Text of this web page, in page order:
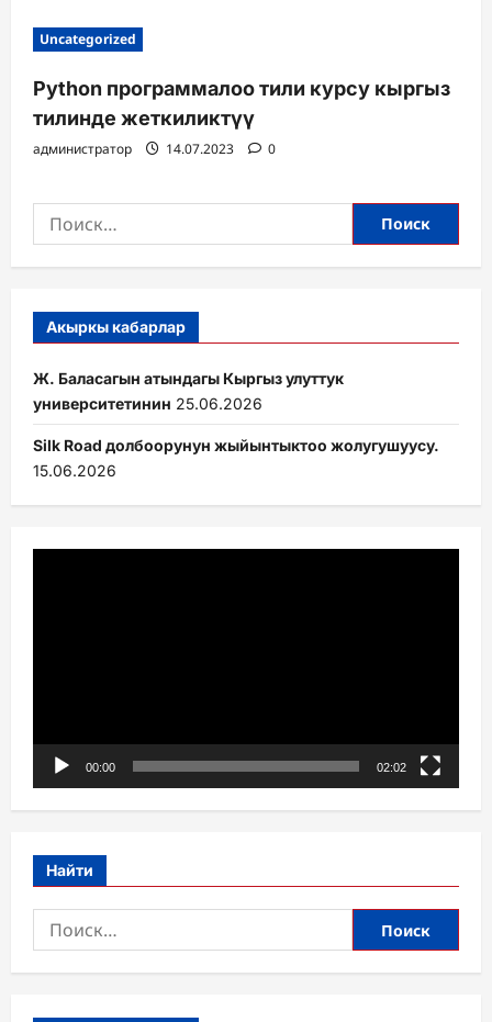
Uncategorized
Python программалоо тили курсу кыргыз
тилинде жеткиликтүү
администратор 14.07.2023 0
Найти:
Акыркы кабарлар
Ж. Баласагын атындагы Кыргыз улуттук
университетинин 25.06.2026
Silk Road долбоорунун жыйынтыктоо жолугушуусу.
15.06.2026
00:00 02:02
Найти
Найти: